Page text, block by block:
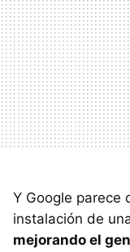
Y Google parece
instalación de
mejorando el